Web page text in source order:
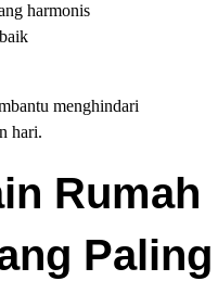
harmonis
menghindari
hari.
Rumah
Paling